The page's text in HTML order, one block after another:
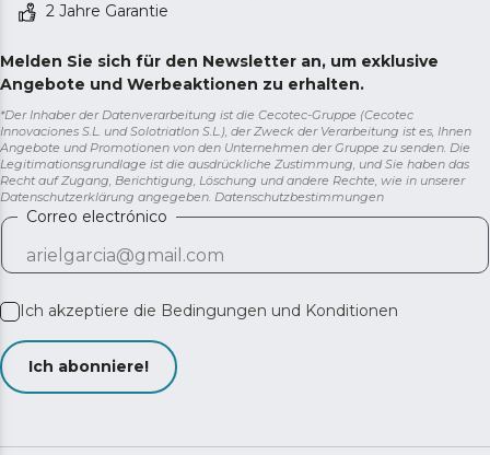
2 Jahre Garantie
Melden Sie sich für den Newsletter an, um exklusive
Angebote und Werbeaktionen zu erhalten.
*Der Inhaber der Datenverarbeitung ist die Cecotec-Gruppe (Cecotec
Innovaciones S.L. und Solotriatlon S.L.), der Zweck der Verarbeitung ist es, Ihnen
Angebote und Promotionen von den Unternehmen der Gruppe zu senden. Die
Legitimationsgrundlage ist die ausdrückliche Zustimmung, und Sie haben das
Recht auf Zugang, Berichtigung, Löschung und andere Rechte, wie in unserer
Datenschutzerklärung angegeben. Datenschutzbestimmungen
Correo electrónico
Ich akzeptiere die Bedingungen und Konditionen
Ich abonniere!